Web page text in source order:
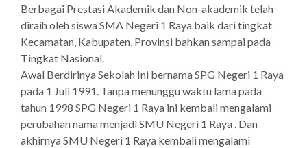
Berbagai Prestasi Akademik dan Non-akademik telah
diraih oleh siswa SMA Negeri 1 Raya baik dari tingkat
Kecamatan, Kabupaten, Provinsi bahkan sampai pada
Tingkat Nasional.
Awal Berdirinya Sekolah Ini bernama SPG Negeri 1 Raya
pada 1 Juli 1991. Tanpa menunggu waktu lama pada
tahun 1998 SPG Negeri 1 Raya ini kembali mengalami
perubahan nama menjadi SMU Negeri 1 Raya . Dan
akhirnya SMU Negeri 1 Raya kembali mengalami